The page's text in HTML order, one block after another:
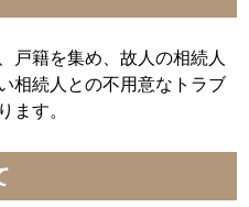
戸籍を集め、故人の相続人
相続人との不用意なトラブ
ます。